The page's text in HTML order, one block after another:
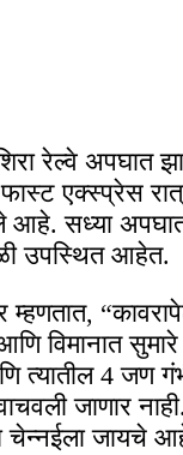
रेल्वे
एक्स्प्रेस
सध्या
उपस्थित आहेत.
सुमारे
4 जण
जाणार
चेन्नईला जायचे